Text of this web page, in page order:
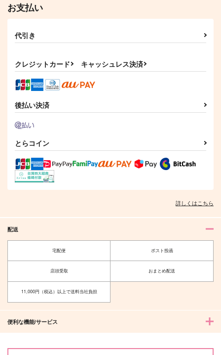
お支払い
代引き
クレジットカード キャッシュレス決済
後払い決済
とらコイン
詳しくはこちら
配送
宅配便 ポスト投函
店頭受取 おまとめ配送
11,000円（税込）以上で送料当社負担
便利な機能/サービス